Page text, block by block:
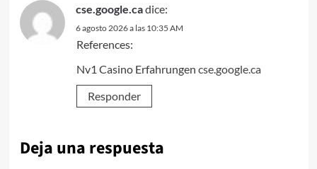
cse.google.cadice:
6 agosto 2026 a las 10:35 AM
References:
Nv1 Casino Erfahrungen cse.google.ca
Responder
Deja una respuesta